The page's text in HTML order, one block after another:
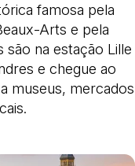
famosa pela
Arts e pela
são na estação Lille
e chegue ao
museus, mercados